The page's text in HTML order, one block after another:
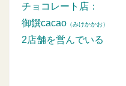
チョコレート店：
御饌cacao （みけかかお）
2店舗を営んでいる